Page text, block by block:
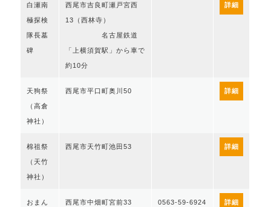
白瀬南
極探検
隊長墓
碑
西尾市吉良町瀬戸宮西
13（西林寺）
名古屋鉄道
「上横須賀駅」から車で
約10分
詳細
天狗祭
（高倉
神社）
西尾市平口町奥川50 詳細
棉祖祭
（天竹
神社）
西尾市天竹町池田53 詳細
おまん 西尾市中畑町宮前33 0563-59-6924 詳細